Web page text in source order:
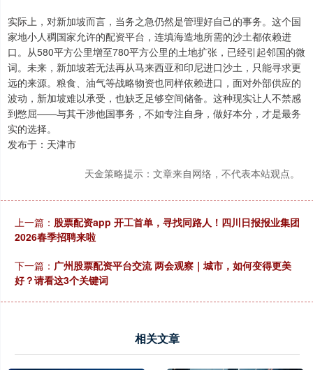
实际上，对新加坡而言，当务之急仍然是管理好自己的事务。这个国
家地小人稠国家允许的配资平台，连填海造地所需的沙土都依赖进
口。从580平方公里增至780平方公里的土地扩张，已经引起邻国的微
词。未来，新加坡若无法再从马来西亚和印尼进口沙土，只能寻求更
远的来源。粮食、油气等战略物资也同样依赖进口，面对外部供应的
波动，新加坡难以承受，也缺乏足够空间储备。这种现实让人不禁感
到憋屈——与其干涉他国事务，不如专注自身，做好本分，才是最务
实的选择。
发布于：天津市
天金策略提示：文章来自网络，不代表本站观点。
上一篇： 股票配资app 开工首单，寻找同路人！四川日报报业集团
2026春季招聘来啦
下一篇： 广州股票配资平台交流 两会观察｜城市，如何变得更美
好？请看这3个关键词
相关文章